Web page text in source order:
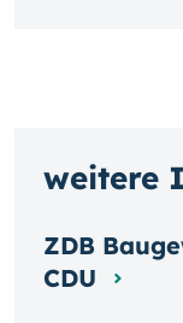
weitere
ZDB
CDU